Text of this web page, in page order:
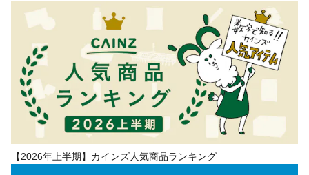
【2026年上半期】カインズ人気商品ランキング